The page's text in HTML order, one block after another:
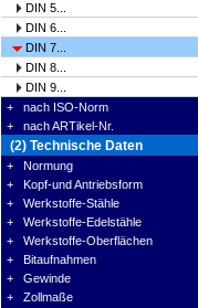
DIN 5...
DIN 6...
DIN 7...
DIN 8...
DIN 9...
+ nach ISO-Norm
+ nach ARTikel-Nr.
(2) Technische Daten
+ Normung
+ Kopf-und Antriebsform
+ Werkstoffe-Stähle
+ Werkstoffe-Edelstähle
+ Werkstoffe-Oberflächen
+ Bitaufnahmen
+ Gewinde
+ Zollmaße